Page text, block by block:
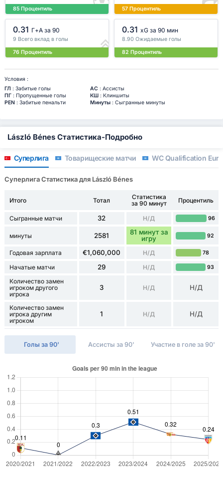
85 Процентиль
57 Процентиль
0.31 Г+A за 90
9 Всего вклад в голы
76 Процентиль
0.31 xG за 90 мин
8.90 Ожидаемые голы
82 Процентиль
Условия :
ГЛ : Забитые голы АС : Ассисты
ПГ: Пропущенные голы КШ: Клиншиты
PEN: Забитые пенальти Минуты: Сыгранные минуты
László Bénes Статистика-Подробно
Суперлига Товарищеские матчи WC Qualification
Суперлига Статистика для László Bénes
Итого Тотал
Статистика
за 90 минут
Процентиль
Сыгранные матчи 32 Н/Д 96
минуты 2581
81 минут за
игру
92
Годовая зарплата €1,060,000 Н/Д 78
Начатые матчи 29 Н/Д 93
Количество замен
игроком другого
игрока
3 Н/Д Н/Д
Количество замен
игрока другим
игроком
1 Н/Д Н/Д
Голы за 90' Ассисты за 90' Участие в голе за 90'